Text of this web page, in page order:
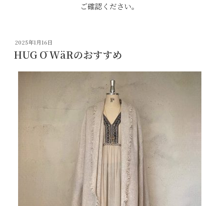
ご確認ください。
投
稿
日:
2025年1月16日
HUG Ō WäRのおすすめ